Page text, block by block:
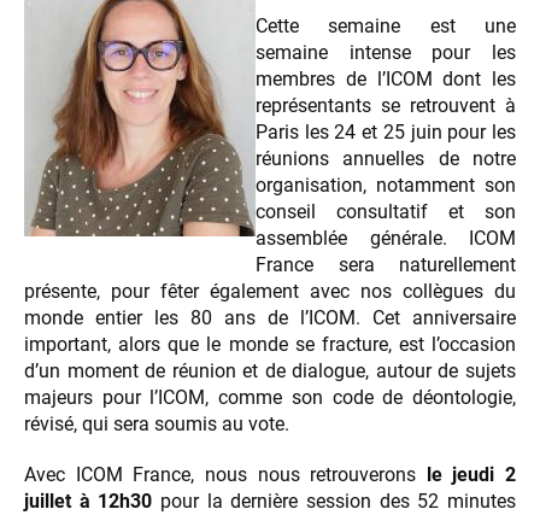
Cette semaine est une
semaine intense pour les
membres de l’ICOM dont les
représentants se retrouvent à
Paris les 24 et 25 juin pour les
réunions annuelles de notre
organisation, notamment son
conseil consultatif et son
assemblée générale. ICOM
France sera naturellement
présente, pour fêter également avec nos collègues du
monde entier les 80 ans de l’ICOM. Cet anniversaire
important, alors que le monde se fracture, est l’occasion
d’un moment de réunion et de dialogue, autour de sujets
majeurs pour l’ICOM, comme son code de déontologie,
révisé, qui sera soumis au vote.
Avec ICOM France, nous nous retrouverons le jeudi 2
juillet à 12h30 pour la dernière session des 52 minutes